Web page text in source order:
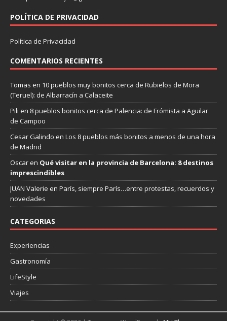
POLÍTICA DE PRIVACIDAD
Política de Privacidad
COMENTARIOS RECIENTES
Tomas en 10 pueblos muy bonitos cerca de Rubielos de Mora
(Teruel): de Albarracín a Calaceite
Pili en 8 pueblos bonitos cerca de Palencia: de Frómista a Aguilar
de Campoo
Cesar Galindo en Los 8 pueblos más bonitos a menos de una hora
de Madrid
Oscaren Qué visitar en la provincia de Barcelona: 8 destinos
imprescindibles
JUAN Valerie en París, siempre París…entre protestas, recuerdos y
novedades
CATEGORIAS
Experiencias
Gastronomía
LifeStyle
Viajes